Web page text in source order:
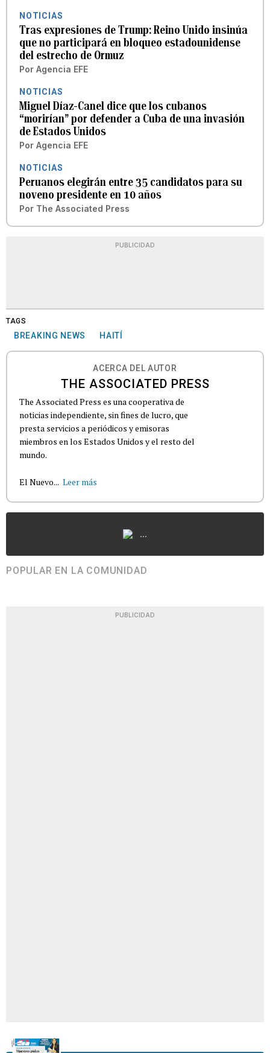
NOTICIAS
Tras expresiones de Trump: Reino Unido insinúa
que no participará en bloqueo estadounidense
del estrecho de Ormuz
Por Agencia EFE
NOTICIAS
Miguel Díaz-Canel dice que los cubanos
“morirían” por defender a Cuba de una invasión
de Estados Unidos
Por Agencia EFE
NOTICIAS
Peruanos elegirán entre 35 candidatos para su
noveno presidente en 10 años
Por The Associated Press
PUBLICIDAD
TAGS
BREAKING NEWS HAITÍ
ACERCA DEL AUTOR
THE ASSOCIATED PRESS
The Associated Press es una cooperativa de
noticias independiente, sin fines de lucro, que
presta servicios a periódicos y emisoras
miembros en los Estados Unidos y el resto del
mundo.
El Nuevo... Leer más
...
POPULAR EN LA COMUNIDAD
PUBLICIDAD